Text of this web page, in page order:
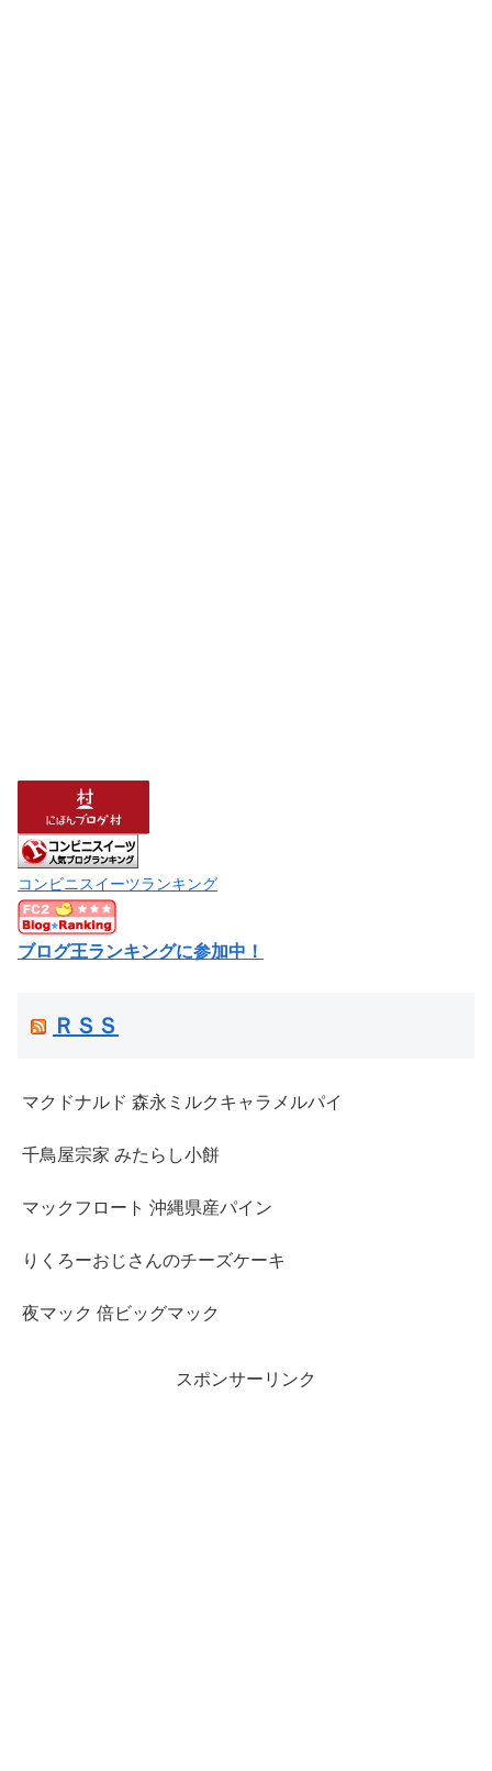
コンビニスイーツランキング
ブログ王ランキングに参加中！
ＲＳＳ
マクドナルド 森永ミルクキャラメルパイ
千鳥屋宗家 みたらし小餅
マックフロート 沖縄県産パイン
りくろーおじさんのチーズケーキ
夜マック 倍ビッグマック
スポンサーリンク